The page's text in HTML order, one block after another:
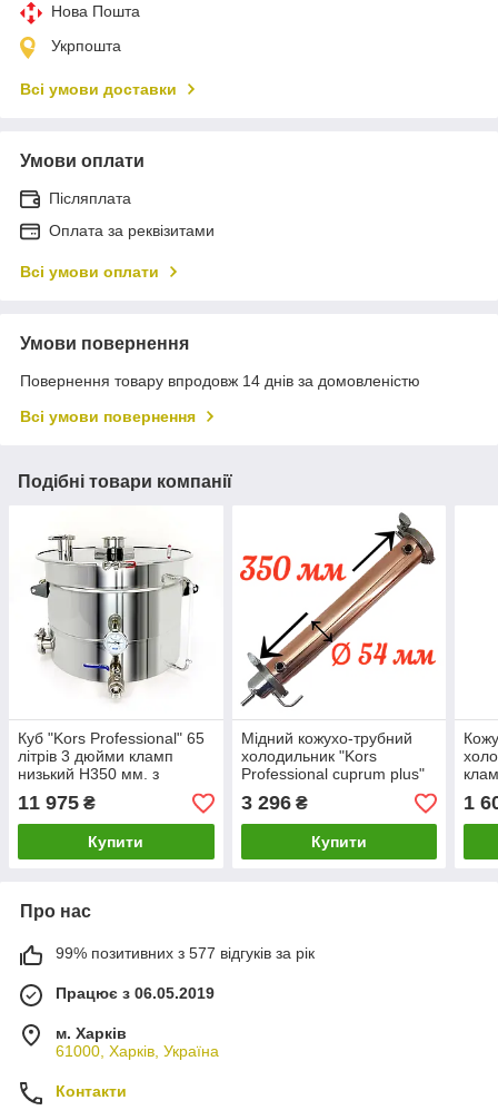
Нова Пошта
Укрпошта
Всі умови доставки
Умови оплати
Післяплата
Оплата за реквізитами
Всі умови оплати
Умови повернення
Повернення товару впродовж 14 днів за домовленістю
Всі умови повернення
Подібні товари компанії
Куб "Kors Professional" 65
літрів 3 дюйми кламп
низький H350 мм. з
регульованим замком,
знімною кришкою AISI 304
11 975 ₴
Купити
Мідний кожухо-трубний
холодильник "Kors
Professional cuprum plus"
400 мм. кламп
3 296₴
Купити
1
Про нас
99% позитивних з 577 відгуків за рік
Працює з 06.05.2019
м. Харків
61000, Харків, Україна
Контакти